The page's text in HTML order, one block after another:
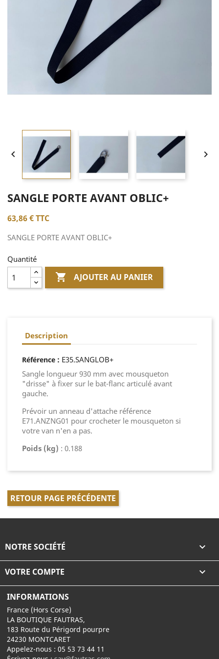
 
SANGLE PORTE AVANT OBLIC+
63,86 €TTC
SANGLE PORTE AVANT OBLIC+
Quantité
 AJOUTER AU PANIER
Description
Référence : E35.SANGLOB+
Sangle longueur 930 mm avec mousqueton
"drisse" à fixer sur le bat-flanc articulé avant
gauche.
Prévoir un anneau d'attache référence
E71.ANZNG01 pour crocheter le mousqueton si
votre van n'en a pas.
Poids (kg) : 0.188
RETOUR PAGE PRÉCÉDENTE
NOTRE SOCIÉTÉ 
VOTRE COMPTE 
INFORMATIONS
France (Hors Corse)
LA BOUTIQUE FAUTRAS,
183 Route du Périgord pourpre
24230 MONTCARET
Appelez-nous :05 53 73 44 11